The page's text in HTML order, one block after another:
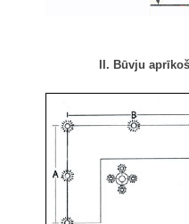
II. Būvju